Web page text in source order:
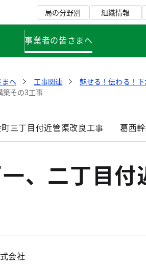
局の分野別 組織情報
事業者の皆さまへ
へ 工事関連 魅せる！伝わる！下
築その3工事
三丁目付近管渠改良工事 葛西
、二丁目付
会社